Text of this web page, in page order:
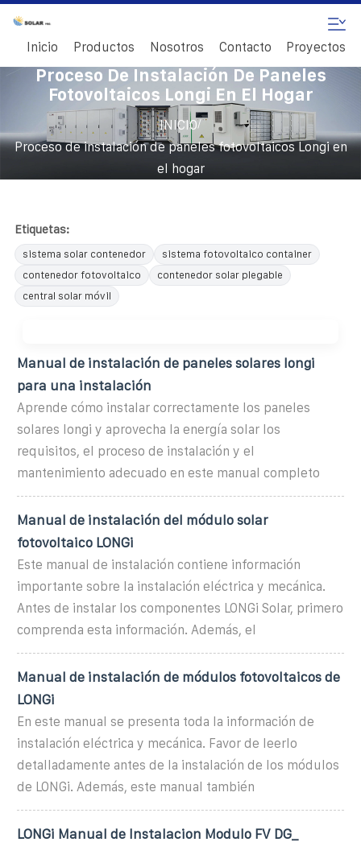
Inicio Productos Nosotros Contacto Proyectos
Proceso De Instalación De Paneles
Fotovoltaicos Longi En El Hogar
INICIO/
Proceso de instalación de paneles fotovoltaicos Longi en
el hogar
Etiquetas:
sistema solar contenedor
sistema fotovoltaico container
contenedor fotovoltaico
contenedor solar plegable
central solar móvil
Manual de instalación de paneles solares longi
para una instalación
Aprende cómo instalar correctamente los paneles
solares longi y aprovecha la energía solar los
requisitos, el proceso de instalación y el
mantenimiento adecuado en este manual completo
Manual de instalación del módulo solar
fotovoltaico LONGi
Este manual de instalación contiene información
importante sobre la instalación eléctrica y mecánica.
Antes de instalar los componentes LONGi Solar, primero
comprenda esta información. Además, el
Manual de instalación de módulos fotovoltaicos de
LONGi
En este manual se presenta toda la información de
instalación eléctrica y mecánica. Favor de leerlo
detalladamente antes de la instalación de los módulos
de LONGi. Además, este manual también
LONGi Manual de Instalacion Modulo FV DG_